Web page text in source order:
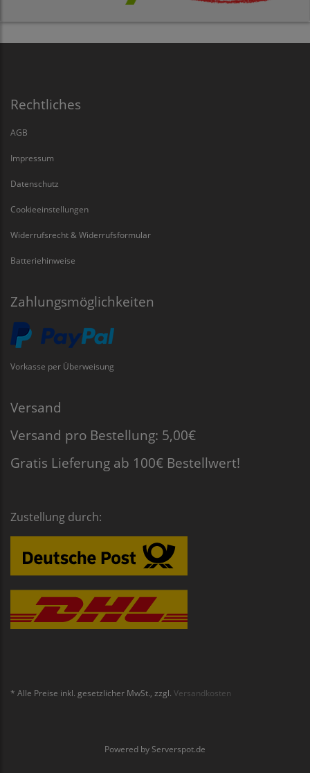
Rechtliches
AGB
Impressum
Datenschutz
Cookieeinstellungen
Widerrufsrecht & Widerrufsformular
Batteriehinweise
Zahlungsmöglichkeiten
Vorkasse per Überweisung
Versand
Versand pro Bestellung: 5,00€
Gratis Lieferung ab 100€ Bestellwert!
Zustellung durch:
* Alle Preise inkl. gesetzlicher MwSt., zzgl. Versandkosten
Powered by Serverspot.de